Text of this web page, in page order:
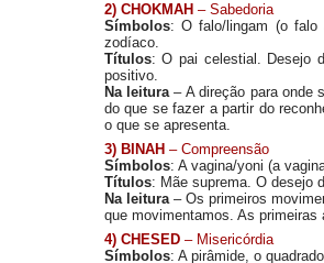
2) CHOKMAH – Sabedoria
Símbolos: O falo/lingam (o falo
zodíaco.
Títulos: O pai celestial. Desejo
positivo.
Na leitura– A direção para onde
do que se fazer a partir do
o que se apresenta.
3) BINAH – Compreensão
Símbolos: A vagina/yoni (a
Títulos: Mãe suprema. O desejo
Na leitura– Os primeiros
que movimentamos. As
4) CHESED– Misericórdia
Símbolos: A pirâmide, o